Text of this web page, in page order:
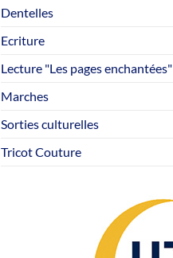
Dentelles
Ecriture
Lecture "Les pages enchantées"
Marches
Sorties culturelles
Tricot Couture